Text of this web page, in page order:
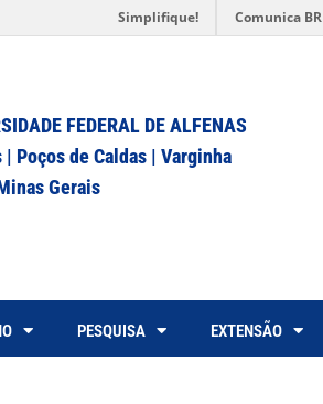
Simplifique! Comunica BR
FEDERAL DE ALFENAS
Poços de Caldas | Varginha
Gerais
PESQUISA EXTENSÃO